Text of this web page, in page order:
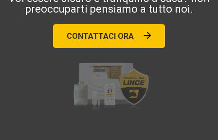
preoccuparti pensiamo a tutto noi.
CONTATTACI ORA